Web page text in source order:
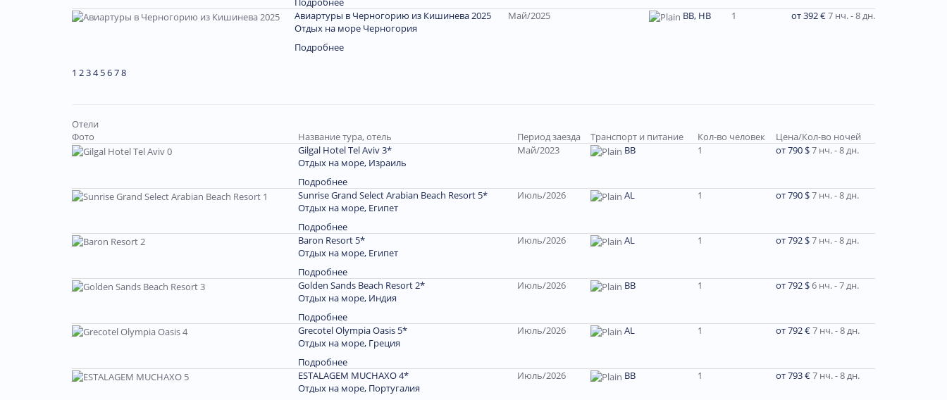
Авиартуры в Черногорию из Кишинева 2025
Отдых на море Черногория
Подробнее
Май/2025 ВВ, НВ 1 от 392 €7 нч. - 8 дн.
1 234 5678
Отели
Фото
Название тура, отель Период заезда Транспорт и питание Кол-во человек
Цена/Кол-во ночей
Gilgal Hotel Tel Aviv 3*
Отдых на море, Израиль
Подробнее
Май/2023 ВВ 1 от 790 $7 нч. - 8 дн.
Sunrise Grand Select Arabian Beach Resort 5*
Отдых на море, Египет
Подробнее
Июль/2026 AL 1 от 790 $7 нч. - 8 дн.
Baron Resort 5*
Отдых на море, Египет
Подробнее
Июль/2026 AL 1 от 792 $7 нч. - 8 дн.
Golden Sands Beach Resort 2*
Отдых на море, Индия
Подробнее
Июль/2026 ВВ 1 от 792 $6 нч. - 7 дн.
Grecotel Olympia Oasis 5*
Отдых на море, Греция
Подробнее
Июль/2026 AL 1 от 792 €7 нч. - 8 дн.
ESTALAGEM MUCHAXO 4*
Отдых на море, Португалия
Июль/2026 ВВ 1 от 793 €7 нч. - 8 дн.